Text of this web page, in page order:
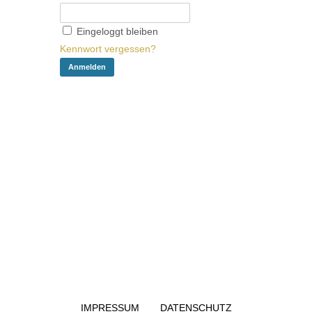
Eingeloggt bleiben
Kennwort vergessen?
IMPRESSUM DATENSCHUTZ